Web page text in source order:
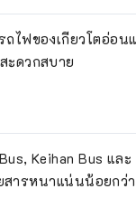
ไฟของเกียวโตอ่อน
ะดวกสบาย
Keihan Bus และ
สารหนาแน่นน้อยกว่